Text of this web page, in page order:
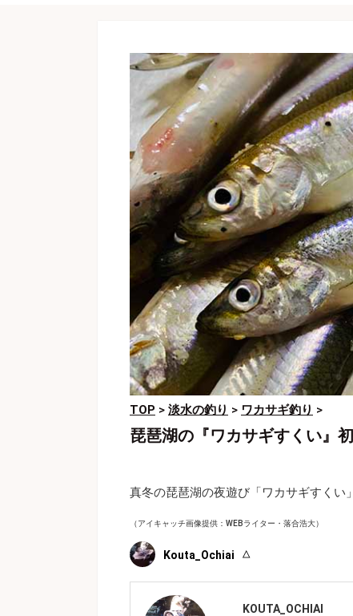
TOP > 淡水の釣り > ワカサギ釣り >
琵琶湖の『ワカサギすくい』
真冬の琵琶湖の夜遊び「ワカサギすくい
（アイキャッチ画像提供：WEBライター・落合浩大）
Kouta_Ochiai
KOUTA_OCHIAI